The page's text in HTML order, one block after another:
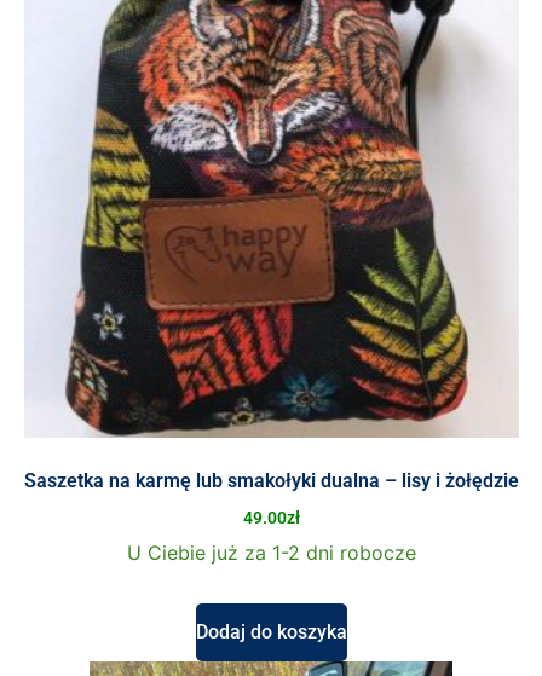
Saszetka na karmę lub smakołyki dualna – lisy i żołędzie
49.00zł
U Ciebie już za 1-2 dni robocze
Dodaj do koszyka